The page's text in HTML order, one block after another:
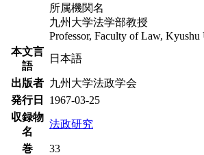
所属機関名
九州大学法学部教授
Professor, Faculty of Law, Kyushu
本文言
語
日本語
出版者 九州大学法政学会
発行日
1967-03-25
収録物
名
法政研究
巻
33